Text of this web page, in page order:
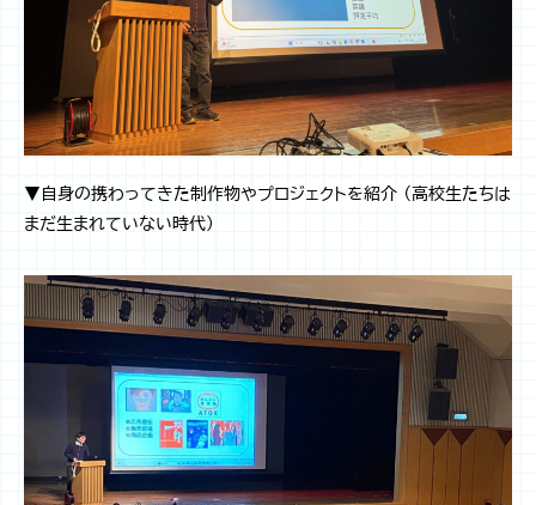
▼自身の携わってきた制作物やプロジェクトを紹介 （高校生たちは
まだ生まれていない時代）